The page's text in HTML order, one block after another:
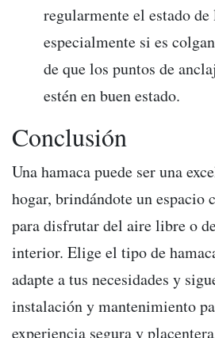
regularmente el estado de
especialmente si es
de que los puntos de
estén en buen estado.
Conclusión
Una hamaca puede ser una
hogar, brindándote un espacio
para disfrutar del aire libre o
interior. Elige el tipo de
adapte a tus necesidades y
instalación y mantenimiento
experiencia segura y